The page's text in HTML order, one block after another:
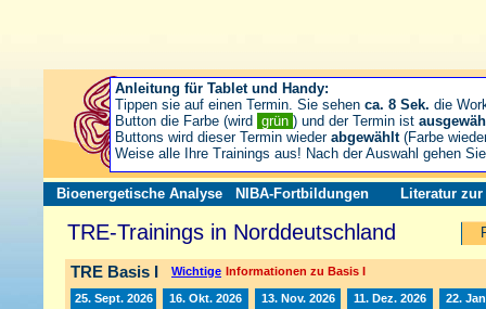
Bioenergetische Analyse NIBA-Fortbildungen Literatur zur
TRE-Trainings in Norddeutschland
TRE Basis I Wichtige Informationen zu Basis I
25. Sept. 2026 16. Okt. 2026 13. Nov. 2026 11. Dez. 2026 22.
Anleitung für Tablet und Handy:
Tippen sie auf einen Termin. Sie sehen ca. 8 Sek. die
Button die Farbe (wird grün ) und der Termin ist
Buttons wird dieser Termin wieder abgewählt(Farbe
Weise alle Ihre Trainings aus! Nach der Auswahl gehen